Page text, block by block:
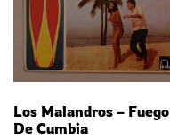
Los Malandros – Fuego
De Cumbia